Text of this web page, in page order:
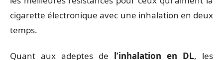
cigarette électronique avec une inhalation en deux
temps.
Quant aux adeptes de l’inhalation en DL, les